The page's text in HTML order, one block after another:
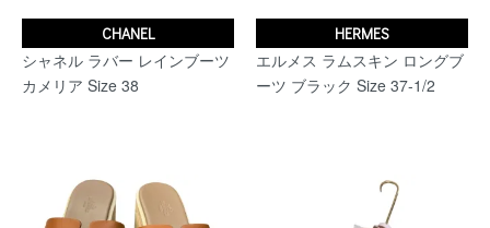
CHANEL
シャネル ラバー レインブーツ
カメリア Size 38
HERMES
エルメス ラムスキン ロングブ
ーツ ブラック Size 37-1/2